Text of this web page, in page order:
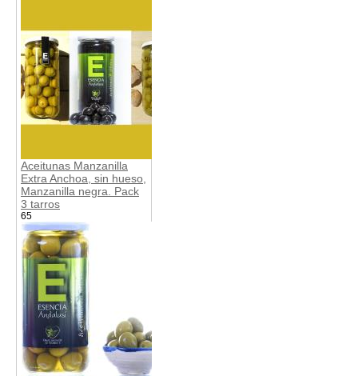
Aceitunas Manzanilla
Extra Anchoa, sin hueso,
Manzanilla negra. Pack
3 tarros
65